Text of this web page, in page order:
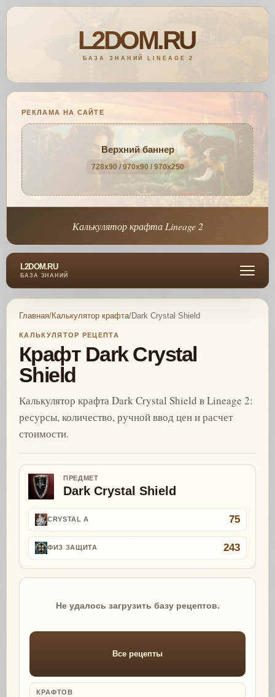
РЕКЛАМА НА САЙТЕ
Верхний баннер
728x90 / 970x90 / 970x250
Калькулятор крафта Lineage 2
L2DOM.RU
БАЗА ЗНАНИЙ
Главная/Калькулятор крафта/Dark Crystal Shield
КАЛЬКУЛЯТОР РЕЦЕПТА
Крафт Dark Crystal
Shield
Калькулятор крафта Dark Crystal Shield в Lineage 2:
ресурсы, количество, ручной ввод цен и расчет
стоимости.
ПРЕДМЕТ
Dark Crystal Shield
CRYSTAL A 75
ФИЗ ЗАЩИТА 243
Не удалось загрузить базу рецептов.
Все рецепты
КРАФТОВ